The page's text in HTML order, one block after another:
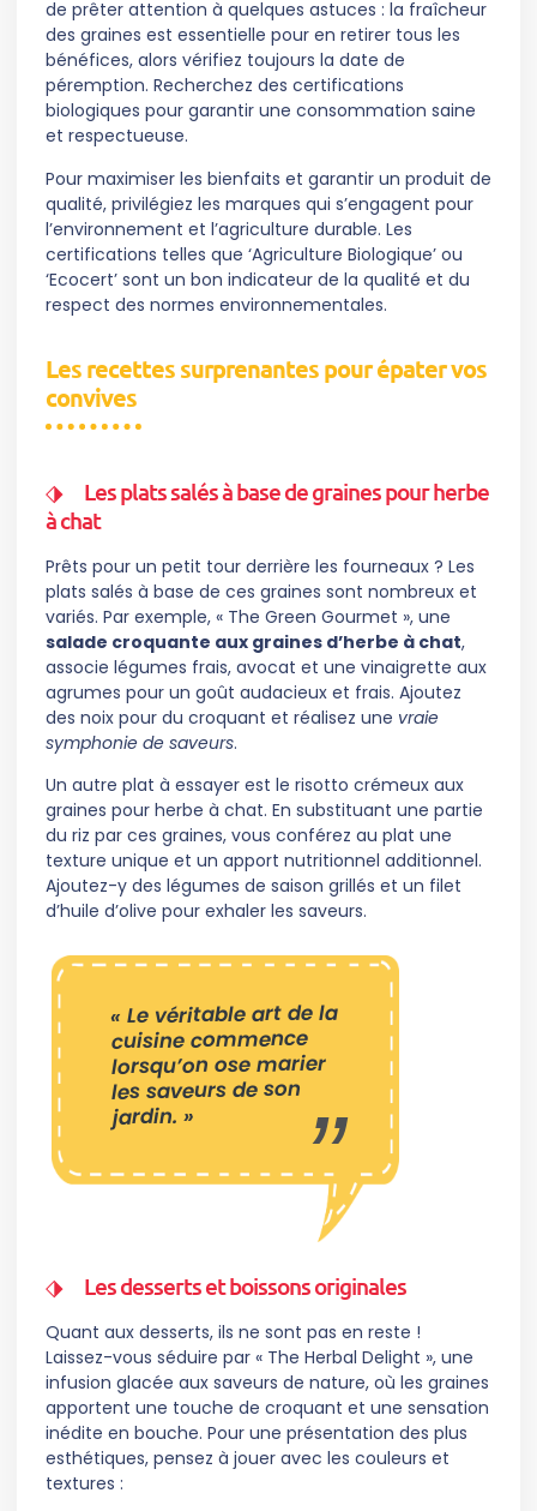
de prêter attention à quelques astuces : la fraîcheur
des graines est essentielle pour en retirer tous les
bénéfices, alors vérifiez toujours la date de
péremption. Recherchez des certifications
biologiques pour garantir une consommation saine
et respectueuse.
Pour maximiser les bienfaits et garantir un produit de
qualité, privilégiez les marques qui s’engagent pour
l’environnement et l’agriculture durable. Les
certifications telles que ‘Agriculture Biologique’ ou
‘Ecocert’ sont un bon indicateur de la qualité et du
respect des normes environnementales.
Les recettes surprenantes pour épater vos
convives
Les plats salés à base de graines pour herbe
à chat
Prêts pour un petit tour derrière les fourneaux ? Les
plats salés à base de ces graines sont nombreux et
variés. Par exemple, « The Green Gourmet », une
salade croquante aux graines d’herbe à chat,
associe légumes frais, avocat et une vinaigrette aux
agrumes pour un goût audacieux et frais. Ajoutez
des noix pour du croquant et réalisez une vraie
symphonie de saveurs.
Un autre plat à essayer est le risotto crémeux aux
graines pour herbe à chat. En substituant une partie
du riz par ces graines, vous conférez au plat une
texture unique et un apport nutritionnel additionnel.
Ajoutez-y des légumes de saison grillés et un filet
d’huile d’olive pour exhaler les saveurs.
« Le véritable art de la
cuisine commence
lorsqu’on ose marier
les saveurs de son
jardin. »
Les desserts et boissons originales
Quant aux desserts, ils ne sont pas en reste !
Laissez-vous séduire par « The Herbal Delight », une
infusion glacée aux saveurs de nature, où les graines
apportent une touche de croquant et une sensation
inédite en bouche. Pour une présentation des plus
esthétiques, pensez à jouer avec les couleurs et
textures :